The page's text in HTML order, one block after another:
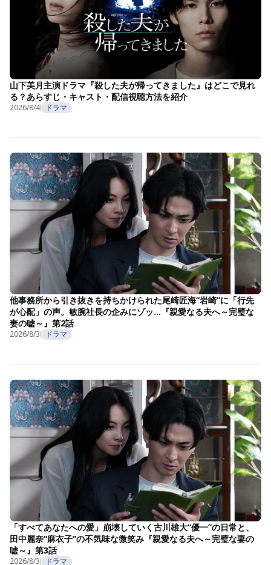
山下美月主演ドラマ『殺した夫が帰ってきました』はどこで見れ
る？あらすじ・キャスト・配信視聴方法を紹介
2026/8/4 ドラマ
他事務所から引き抜きを持ちかけられた尾崎匠海“岩崎”に「行先
が心配」の声。敏腕社長の企みにゾッ…『親愛なる夫へ～完璧な
妻の嘘～』第2話
2026/8/3 ドラマ
「すべてあなたへの愛」崩壊していく古川雄大“優一”の日常と、
田中麗奈“麻衣子”の不気味な微笑み『親愛なる夫へ～完璧な妻の
嘘～』第3話
2026/8/3 ドラマ